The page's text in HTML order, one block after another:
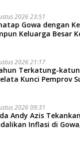
2026 23:51
Gowa dengan
Keluarga Besar
Adat dan Adab
2026 21:17
Terkatung-
Kunci Pemprov
2026 09:31
Andy Azis
Inflasi di